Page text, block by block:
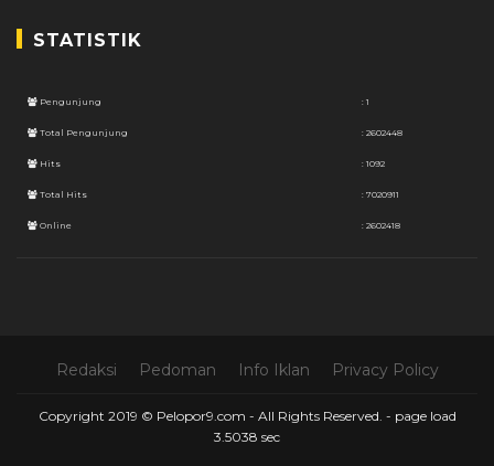
STATISTIK
Pengunjung : 1
Total Pengunjung : 2602448
Hits : 1092
Total Hits : 7020911
Online : 2602418
Redaksi Pedoman Info Iklan Privacy Policy
Copyright 2019 © Pelopor9.com - All Rights Reserved. - page load
3.5038 sec